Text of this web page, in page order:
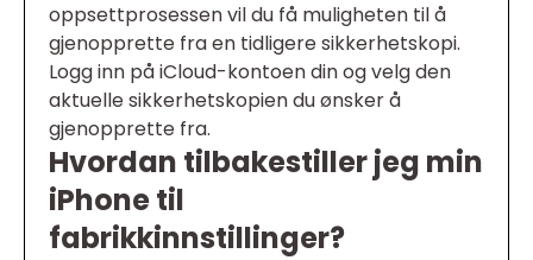
oppsettprosessen vil du få muligheten til å
gjenopprette fra en tidligere sikkerhetskopi.
Logg inn på iCloud-kontoen din og velg den
aktuelle sikkerhetskopien du ønsker å
gjenopprette fra.
Hvordan tilbakestiller jeg min
iPhone til
fabrikkinnstillinger?